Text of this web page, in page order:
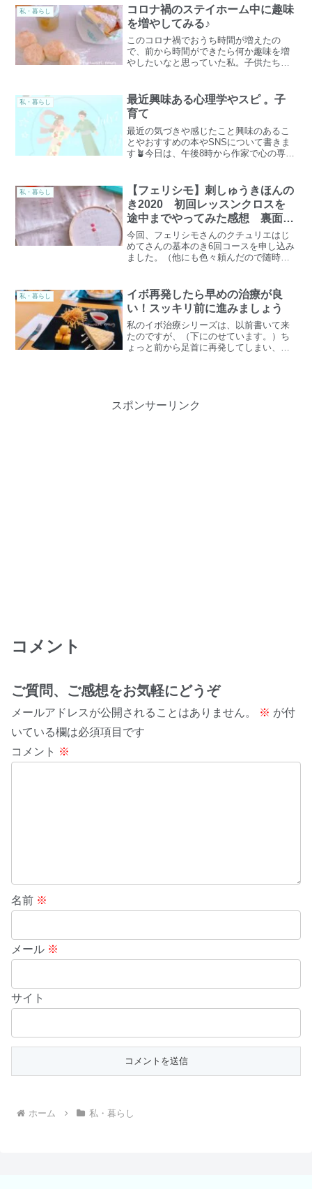
いきます。さて、イボを焼いてから今日
で５日目です。前に、同じ...
私・暮らし
コロナ禍のステイホーム中に趣味
を増やしてみる♪
このコロナ禍でおうち時間が増えたの
で、前から時間ができたら何か趣味を増
やしたいなと思っていた私。子供たちが
に行っても目に留まるのは子供のものば
かり。なのに、自分の事とな...
私・暮らし
最近興味ある心理学やスピ 。子
育て
最近の気づきや感じたこと興味のあるこ
とやおすすめの本やSNSについて書きま
す🪴今日は、午後8時から作家で心の専門
と対談しながら話されていました。野口
さんは、ボイシーや...
私・暮らし
【フェリシモ】刺しゅうきほんの
き2020 初回レッスンクロスを
途中までやってみた感想 裏面画
像あり♪
今回、フェリシモさんのクチュリエはじ
めてさんの基本のき6回コースを申し込み
ました。（他にも色々頼んだので随時更
を調べながら基本のレッスンクロスの２
列目まで終わりました...
私・暮らし
イボ再発したら早めの治療が良
い！スッキリ前に進みましょう
私のイボ治療シリーズは、以前書いて来
たのですが、（下にのせています。）ち
ょっと前から足首に再発してしまい、残
スポンサーリンク
コメント
ご質問、ご感想をお気軽にどうぞ
メールアドレスが公開されることはありません。 ※ が付
いている欄は必須項目です
コメント ※
名前 ※
メール ※
サイト
ホーム 私・暮らし